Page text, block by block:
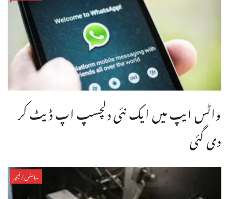
واٹس ایپ میں ایک نئی دلچسپ اپ ڈیٹ کر
دی گئی
سائنس/فیچر